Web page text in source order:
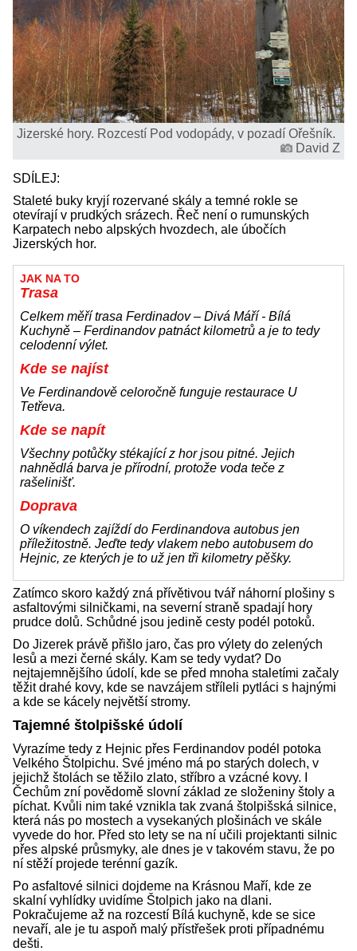
Jizerské hory. Rozcestí Pod vodopády, v pozadí Ořešník.
David Z
SDÍLEJ:
Staleté buky kryjí rozervané skály a temné rokle se
otevírají v prudkých srázech. Řeč není o rumunských
Karpatech nebo alpských hvozdech, ale úbočích
Jizerských hor.
JAK NA TO
Trasa
Celkem měří trasa Ferdinadov – Divá Máří - Bílá
Kuchyně – Ferdinandov patnáct kilometrů a je to tedy
celodenní výlet.
Kde se najíst
Ve Ferdinandově celoročně funguje restaurace U
Tetřeva.
Kde se napít
Všechny potůčky stékající z hor jsou pitné. Jejich
nahnědlá barva je přírodní, protože voda teče z
rašelinišť.
Doprava
O víkendech zajíždí do Ferdinandova autobus jen
příležitostně. Jeďte tedy vlakem nebo autobusem do
Hejnic, ze kterých je to už jen tři kilometry pěšky.
Zatímco skoro každý zná přívětivou tvář náhorní plošiny s
asfaltovými silničkami, na severní straně spadají hory
prudce dolů. Schůdné jsou jedině cesty podél potoků.
Do Jizerek právě přišlo jaro, čas pro výlety do zelených
lesů a mezi černé skály. Kam se tedy vydat? Do
nejtajemnějšího údolí, kde se před mnoha staletími začaly
těžit drahé kovy, kde se navzájem stříleli pytláci s hajnými
a kde se kácely největší stromy.
Tajemné štolpišské údolí
Vyrazíme tedy z Hejnic přes Ferdinandov podél potoka
Velkého Štolpichu. Své jméno má po starých dolech, v
jejichž štolách se těžilo zlato, stříbro a vzácné kovy. I
Čechům zní povědomě slovní základ ze složeniny štoly a
píchat. Kvůli nim také vznikla tak zvaná štolpišská silnice,
která nás po mostech a vysekaných plošinách ve skále
vyvede do hor. Před sto lety se na ní učili projektanti silnic
přes alpské průsmyky, ale dnes je v takovém stavu, že po
ní stěží projede terénní gazík.
Po asfaltové silnici dojdeme na Krásnou Maří, kde ze
skalní vyhlídky uvidíme Štolpich jako na dlani.
Pokračujeme až na rozcestí Bílá kuchyně, kde se sice
nevaří, ale je tu aspoň malý přístřešek proti případnému
dešti.